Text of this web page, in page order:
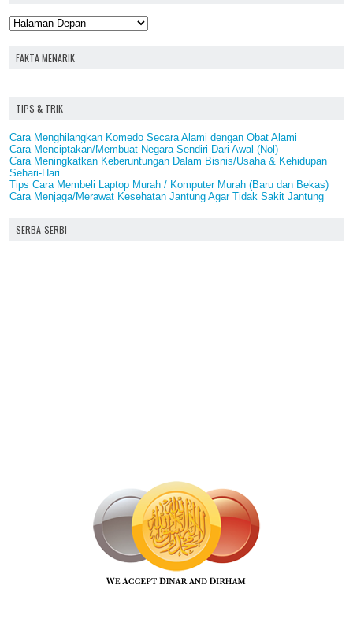
FAKTA MENARIK
TIPS & TRIK
Cara Menghilangkan Komedo Secara Alami dengan Obat Alami
Cara Menciptakan/Membuat Negara Sendiri Dari Awal (Nol)
Cara Meningkatkan Keberuntungan Dalam Bisnis/Usaha & Kehidupan
Sehari-Hari
Tips Cara Membeli Laptop Murah / Komputer Murah (Baru dan Bekas)
Cara Menjaga/Merawat Kesehatan Jantung Agar Tidak Sakit Jantung
SERBA-SERBI